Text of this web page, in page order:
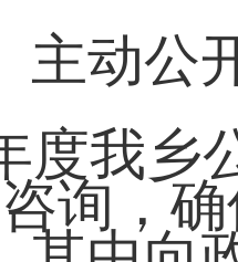
主动公
度我乡
询，